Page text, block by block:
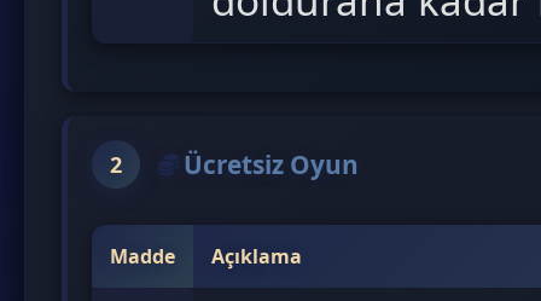
2 Ücretsiz Oyun
Madde Açıklama